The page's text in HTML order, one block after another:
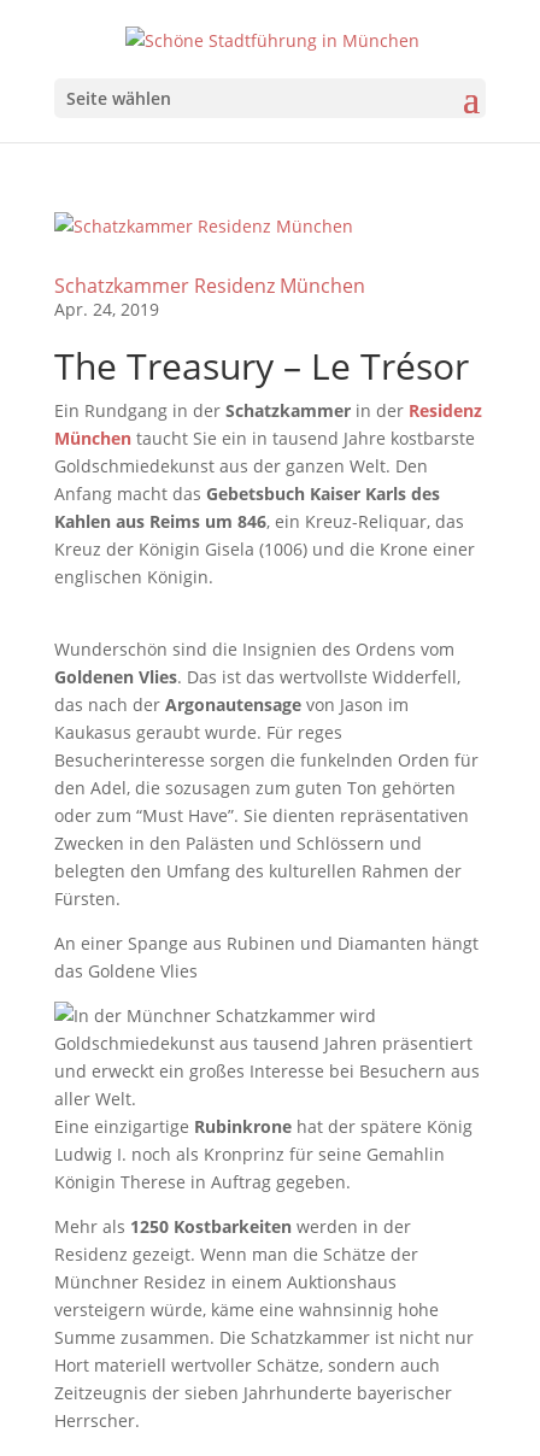
Seite wählen
Schatzkammer Residenz München
Apr. 24, 2019
The Treasury – Le Trésor
Ein Rundgang in der Schatzkammer in der Residenz
Münchentaucht Sie ein in tausend Jahre kostbarste
Goldschmiedekunst aus der ganzen Welt. Den
Anfang macht das Gebetsbuch Kaiser Karls des
Kahlen aus Reims um 846, ein Kreuz-Reliquar, das
Kreuz der Königin Gisela (1006) und die Krone einer
englischen Königin.
Wunderschön sind die Insignien des Ordens vom
Goldenen Vlies. Das ist das wertvollste Widderfell,
das nach der Argonautensagevon Jason im
Kaukasus geraubt wurde. Für reges
Besucherinteresse sorgen die funkelnden Orden für
den Adel, die sozusagen zum guten Ton gehörten
oder zum “Must Have”. Sie dienten repräsentativen
Zwecken in den Palästen und Schlössern und
belegten den Umfang des kulturellen Rahmen der
Fürsten.
An einer Spange aus Rubinen und Diamanten hängt
das Goldene Vlies
Eine einzigartige Rubinkronehat der spätere König
Ludwig I. noch als Kronprinz für seine Gemahlin
Königin Therese in Auftrag gegeben.
Mehr als 1250 Kostbarkeiten werden in der
Residenz gezeigt. Wenn man die Schätze der
Münchner Residez in einem Auktionshaus
versteigern würde, käme eine wahnsinnig hohe
Summe zusammen. Die Schatzkammer ist nicht nur
Hort materiell wertvoller Schätze, sondern auch
Zeitzeugnis der sieben Jahrhunderte bayerischer
Herrscher.